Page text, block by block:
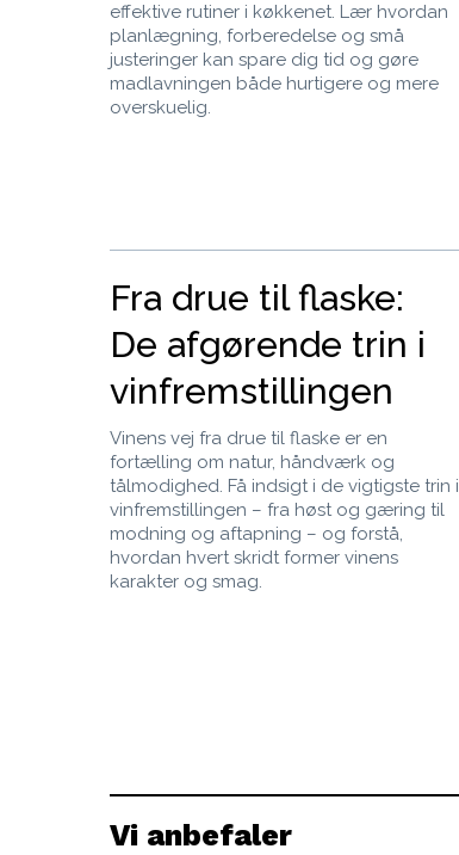
effektive rutiner i køkkenet. Lær hvordan
planlægning, forberedelse og små
justeringer kan spare dig tid og gøre
madlavningen både hurtigere og mere
overskuelig.
Fra drue til flaske:
De afgørende trin i
vinfremstillingen
Vinens vej fra drue til flaske er en
fortælling om natur, håndværk og
tålmodighed. Få indsigt i de vigtigste trin i
vinfremstillingen – fra høst og gæring til
modning og aftapning – og forstå,
hvordan hvert skridt former vinens
karakter og smag.
Vi anbefaler